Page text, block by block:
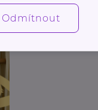
Odmítnout